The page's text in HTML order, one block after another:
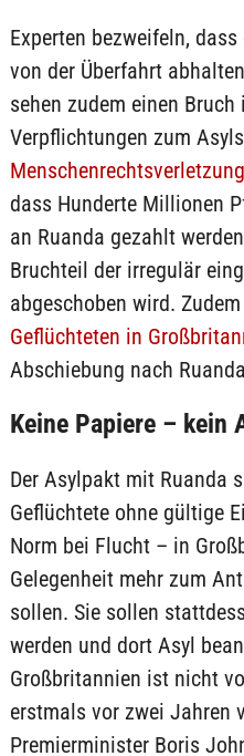
Experten bezweifeln,
von der Überfahrt
sehen zudem einen
Verpflichtungen zum
dass Hunderte Millionen
an Ruanda gezahlt
Bruchteil der irregulär
abgeschoben wird.
Geflüchteten in
Abschiebung nach
Keine Papiere – kein
Der Asylpakt mit Ruanda
Geflüchtete ohne gültige
Norm bei Flucht – in
Gelegenheit mehr zum
sollen. Sie sollen
werden und dort Asyl
Großbritannien ist nicht
erstmals vor zwei Jahren
Premierminister Boris